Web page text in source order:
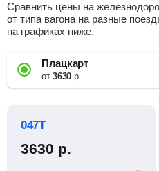
Сравнить цены на
от типа вагона на разные
на графиках ниже.
Плацкарт
от3630р
047Т
3630 р.